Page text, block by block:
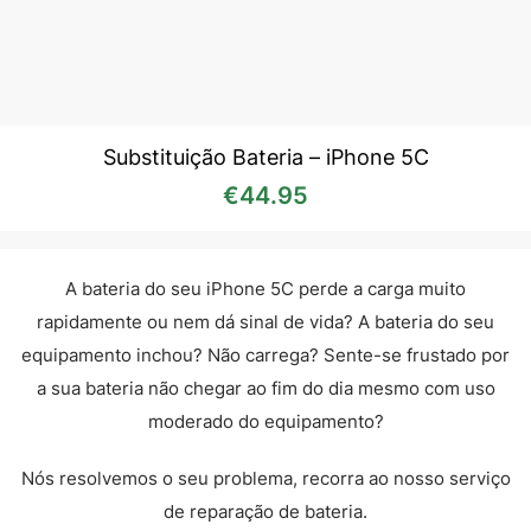
Substituição Bateria – iPhone 5C
€44.95
A bateria do seu iPhone 5C perde a carga muito
rapidamente ou nem dá sinal de vida? A bateria do seu
equipamento inchou? Não carrega? Sente-se frustado por
a sua bateria não chegar ao fim do dia mesmo com uso
moderado do equipamento?
Nós resolvemos o seu problema, recorra ao nosso serviço
de reparação de bateria.